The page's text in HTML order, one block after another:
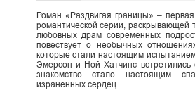
Роман «Раздвигая границы» –
романтической серии, раскрывающей
любовных драм современных
повествует о необычных
которые стали настоящим
Эмерсон и Ной Хатчинс встретились
знакомство стало настоящим
израненных сердец.